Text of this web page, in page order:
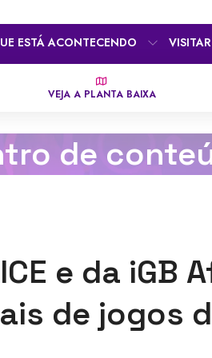
ESTÁ ACONTECENDO VISITAR
VEJA A PLANTA BAIXA
de
e da iGB
de jogos